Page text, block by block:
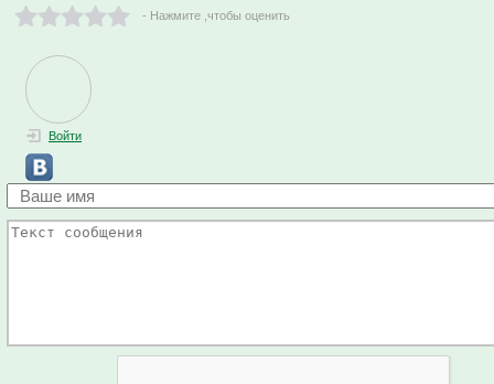
- Нажмите ,чтобы оценить
Войти